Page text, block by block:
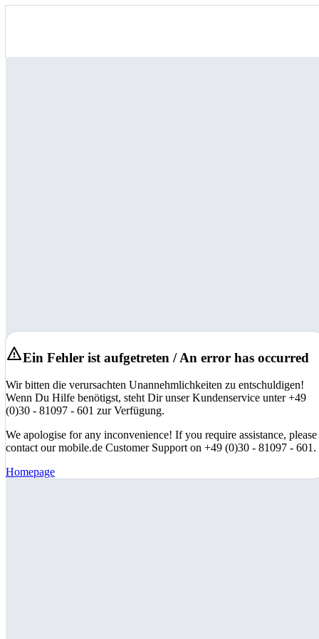
Ein Fehler ist aufgetreten / An error has occurred
Wir bitten die verursachten Unannehmlichkeiten zu entschuldigen!
Wenn Du Hilfe benötigst, steht Dir unser Kundenservice unter +49
(0)30 - 81097 - 601 zur Verfügung.
We apologise for any inconvenience! If you require assistance, please
contact our mobile.de Customer Support on +49 (0)30 - 81097 - 601.
Homepage